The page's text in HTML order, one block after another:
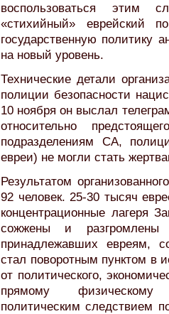
воспользоваться этим
«стихийный» еврейский
государственную политику
на новый уровень.
Технические детали
полиции безопасности
10 ноября он выслал
относительно
подразделениям СА,
евреи) не могли стать
Результатом
92 человек. 25-30 тысяч
концентрационные лагеря
сожжены и
принадлежавших евреям,
стал поворотным пунктом в
от политического,
прямому физическому
политическим следствием